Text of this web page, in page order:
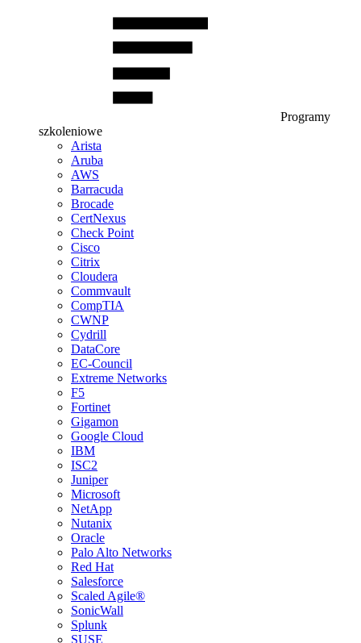
Programy
szkoleniowe
Arista
Aruba
AWS
Barracuda
Brocade
CertNexus
Check Point
Cisco
Citrix
Cloudera
Commvault
CompTIA
CWNP
Cydrill
DataCore
EC-Council
Extreme Networks
F5
Fortinet
Gigamon
Google Cloud
IBM
ISC2
Juniper
Microsoft
NetApp
Nutanix
Oracle
Palo Alto Networks
Red Hat
Salesforce
Scaled Agile®
SonicWall
Splunk
SUSE